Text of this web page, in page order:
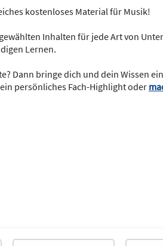
kostenloses Material für Musik!
Inhalten für jede Art von
Lernen.
Dann bringe dich und dein Wissen
persönliches Fach-Highlight oder